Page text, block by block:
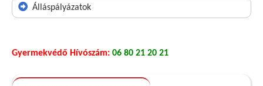
Álláspályázatok
Gyermekvédő Hívószám: 06 80 21 20 21